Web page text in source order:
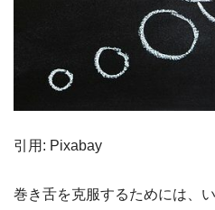
引用: Pixabay
巻き舌を克服するためには、